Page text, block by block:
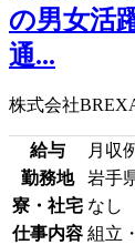
の男女活
通...
株式会社
給与 月収
勤務地
岩手
寮・社宅 なし
仕事内容 組立